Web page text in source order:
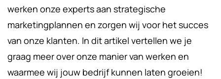
werken onze experts aan strategische
marketingplannen en zorgen wij voor het succes
van onze klanten. In dit artikel vertellen we je
graag meer over onze manier van werken en
waarmee wij jouw bedrijf kunnen laten groeien!